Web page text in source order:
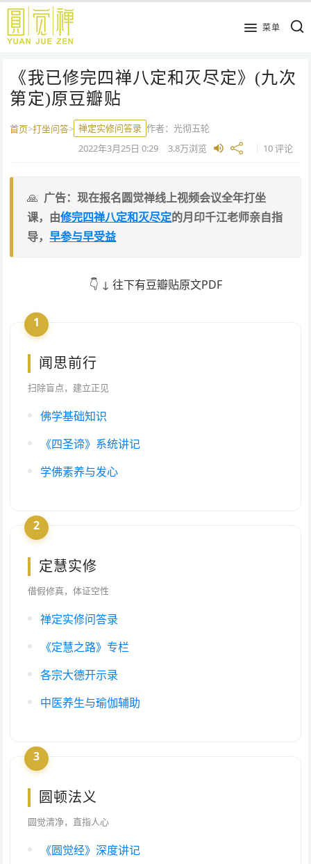
跳
主
菜单
《我已修完四禅八定和灭尽定》(九次
第定)原豆瓣贴
首页>打坐问答> 禅定实修问答录 作者：光彻五轮
2022年3月25日 0:29 3.8万浏览 10 评论
广告：现在报名圆觉禅线上视频会议全年打坐
课，由修完四禅八定和灭尽定的月印千江老师亲自指
导，早参与早受益
👇 ↓ 往下有豆瓣贴原文PDF
1
闻思前行
扫除盲点，建立正见
佛学基础知识
《四圣谛》系统讲记
学佛素养与发心
2
定慧实修
借假修真，体证空性
禅定实修问答录
《定慧之路》专栏
各宗大德开示录
中医养生与瑜伽辅助
3
圆顿法义
圆觉清净，直指人心
《圆觉经》深度讲记